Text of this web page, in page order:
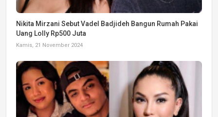
Nikita Mirzani Sebut Vadel Badjideh Bangun Rumah Pakai
Uang Lolly Rp500 Juta
Kamis, 21 November 2024